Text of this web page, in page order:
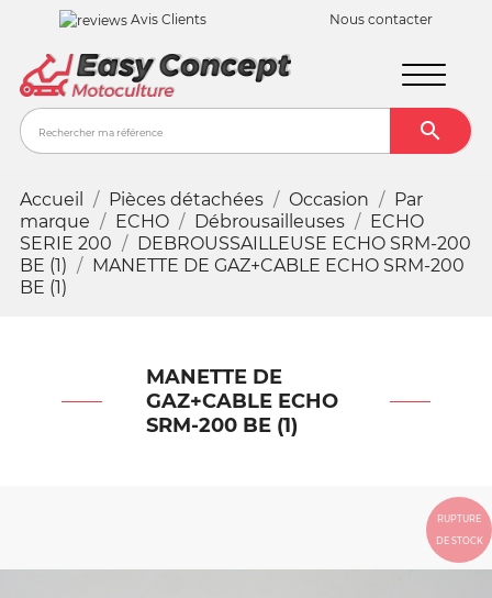
Avis Clients Nous contacter

Accueil Pièces détachées Occasion
Par
marque
ECHO Débrousailleuses
ECHO
SERIE 200
DEBROUSSAILLEUSE ECHO SRM-200
BE (1)
MANETTE DE GAZ+CABLE ECHO SRM-200
BE (1)
MANETTE DE
GAZ+CABLE ECHO
SRM-200 BE (1)
RUPTURE
DE STOCK